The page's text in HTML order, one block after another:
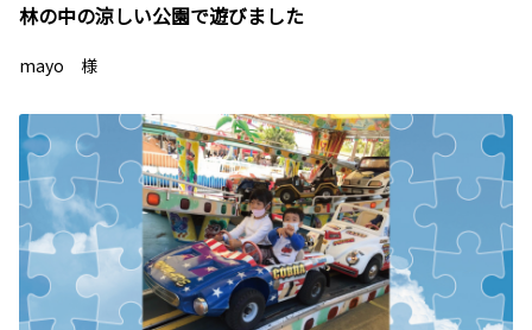
林の中の涼しい公園で遊びました
mayo 様